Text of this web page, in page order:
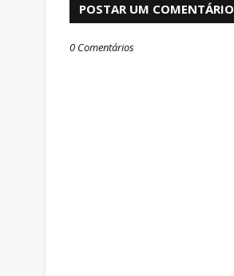
POSTAR UM COMENTÁRIO
0 Comentários